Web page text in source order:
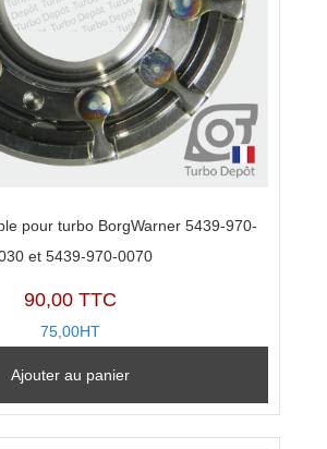
pour turbo BorgWarner 5439-970-
et 5439-970-0070
90,00 TTC
75,00HT
Ajouter au panier